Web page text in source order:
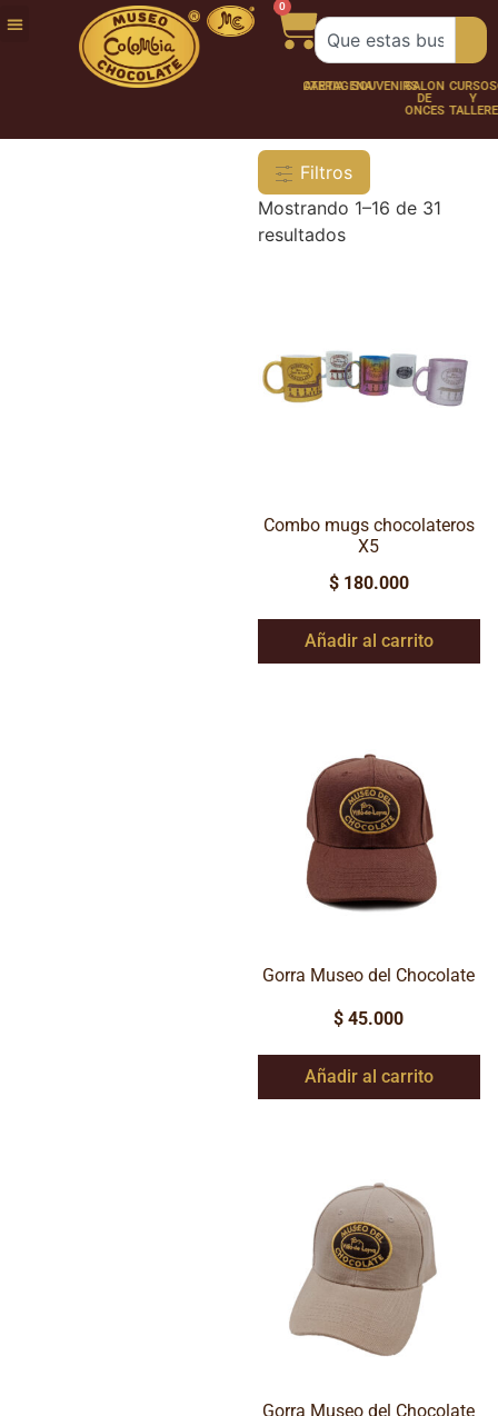
0
FUNDACIÓNNUESTRATRABAJA
CHOCOLATERÍA
CARTAGENASOUVENIRSSALÓN
DE
ONCES
CURSOS
Y
Filtros
Mostrando 1–16 de 31
resultados
Combo mugs chocolateros
X5
$180.000
Añadir al carrito
Gorra Museo del Chocolate
$ 45.000
Añadir al carrito
Gorra Museo del Chocolate